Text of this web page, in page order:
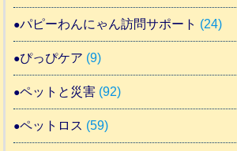
パピーわんにゃん訪問サポート (24)
ぴっぴケア (9)
ペットと災害 (92)
ペットロス (59)